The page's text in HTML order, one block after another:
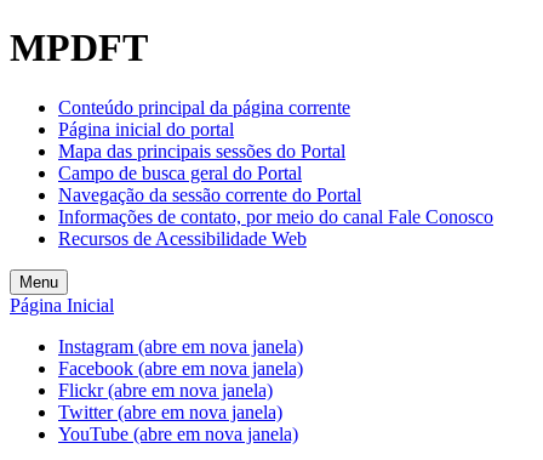
Welcome
to
One
Accessibility
screen
reader.
start
All
in
One
Accessibility
screen
reader,
press
"Ctrl
MPDFT
Conteúdo principal da página corrente
Página inicial do portal
Mapa das principais sessões do Portal
Campo de busca geral do Portal
Navegação da sessão corrente do Portal
Informações de contato, por meio do canal Fale Conosco
Recursos de Acessibilidade Web
Menu
Página Inicial
Instagram (abre em nova janela)
Facebook (abre em nova janela)
Flickr (abre em nova janela)
Twitter (abre em nova janela)
YouTube (abre em nova janela)